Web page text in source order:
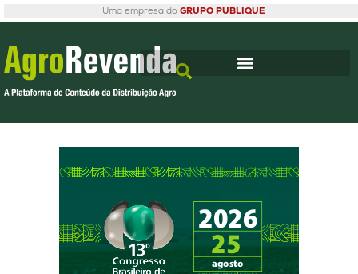
Uma empresa do GRUPO PUBLIQUE